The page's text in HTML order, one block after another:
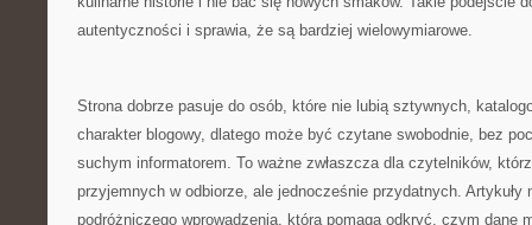
autentyczności i sprawia, że są bardziej wielowymiarowe.
Strona dobrze pasuje do osób, które nie lubią sztywnych,
charakter blogowy, dlatego może być czytane swobodnie, bez
suchym informatorem. To ważne zwłaszcza dla czytelników,
przyjemnych w odbiorze, ale jednocześnie przydatnych. Artykuły
podróżniczego wprowadzenia, która pomaga odkryć, czym dane